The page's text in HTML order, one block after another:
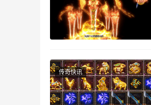
传奇快讯